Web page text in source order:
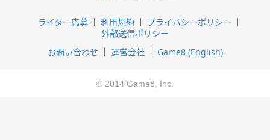
ライター応募 利用規約
プライバシーポリシー
外部送信ポリシー
お問い合わせ
運営会社 Game8 (English)
© 2014 Game8, Inc.